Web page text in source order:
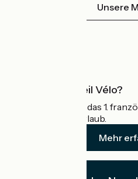
Unsere
Was ist Accueil Vélo?
Accueil Vélo ist das 1.
Radfahrer im Urlaub.
Mehr